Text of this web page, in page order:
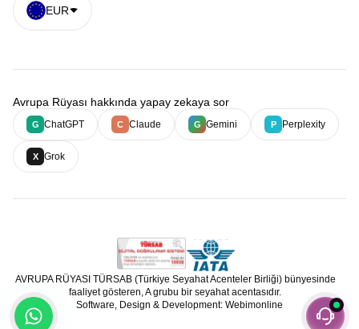
EUR
Avrupa Rüyası hakkında yapay zekaya sor
G ChatGPT C Claude G Gemini P Perplexity
X Grok
AVRUPA RÜYASI TÜRSAB (Türkiye Seyahat Acenteler Birliği) bünyesinde
faaliyet gösteren, A grubu bir seyahat acentasıdır.
Software, Design & Development: Webimonline